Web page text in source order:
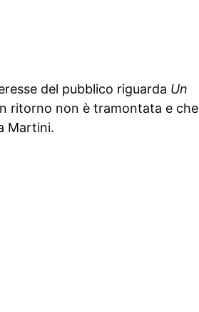
del pubblico riguarda Un
ritorno non è tramontata e che
Martini.